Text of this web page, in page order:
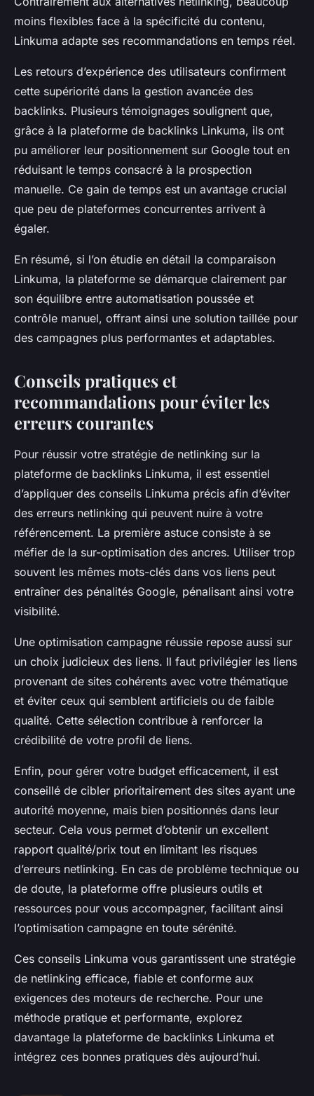
moins flexibles face à la spécificité du contenu,
Linkuma adapte ses recommandations en temps réel.
Les retours d’expérience des utilisateurs confirment
cette supériorité dans la gestion avancée des
backlinks. Plusieurs témoignages soulignent que,
grâce à la plateforme de backlinks Linkuma, ils ont
pu améliorer leur positionnement sur Google tout en
réduisant le temps consacré à la prospection
manuelle. Ce gain de temps est un avantage crucial
que peu de plateformes concurrentes arrivent à
égaler.
En résumé, si l’on étudie en détail la comparaison
Linkuma, la plateforme se démarque clairement par
son équilibre entre automatisation poussée et
contrôle manuel, offrant ainsi une solution taillée pour
des campagnes plus performantes et adaptables.
Conseils pratiques et
recommandations pour éviter les
erreurs courantes
Pour réussir votre stratégie de netlinking sur la
plateforme de backlinks Linkuma, il est essentiel
d’appliquer des conseils Linkuma précis afin d’éviter
des erreurs netlinking qui peuvent nuire à votre
référencement. La première astuce consiste à se
méfier de la sur-optimisation des ancres. Utiliser trop
souvent les mêmes mots-clés dans vos liens peut
entraîner des pénalités Google, pénalisant ainsi votre
visibilité.
Une optimisation campagne réussie repose aussi sur
un choix judicieux des liens. Il faut privilégier les liens
provenant de sites cohérents avec votre thématique
et éviter ceux qui semblent artificiels ou de faible
qualité. Cette sélection contribue à renforcer la
crédibilité de votre profil de liens.
Enfin, pour gérer votre budget efficacement, il est
conseillé de cibler prioritairement des sites ayant une
autorité moyenne, mais bien positionnés dans leur
secteur. Cela vous permet d’obtenir un excellent
rapport qualité/prix tout en limitant les risques
d’erreurs netlinking. En cas de problème technique ou
de doute, la plateforme offre plusieurs outils et
ressources pour vous accompagner, facilitant ainsi
l’optimisation campagne en toute sérénité.
Ces conseils Linkuma vous garantissent une stratégie
de netlinking efficace, fiable et conforme aux
exigences des moteurs de recherche. Pour une
méthode pratique et performante, explorez
davantage la plateforme de backlinks Linkuma et
intégrez ces bonnes pratiques dès aujourd’hui.